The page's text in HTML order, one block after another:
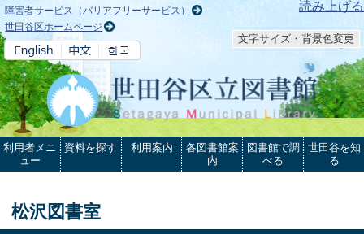
本文へ 読み上げる
障害者サービス（バリアフリーサービス）
世田谷区ホームページ
文字サイズ・背景色変更
利用者メニ
ュー
資料を探す 利用案内
各図書館案
内
図書館で調
べる
世田谷を知
る
松沢図書室